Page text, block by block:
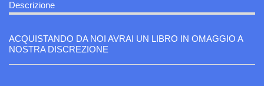
Descrizione
ACQUISTANDO DA NOI AVRAI UN LIBRO IN OMAGGIO A
NOSTRA DISCREZIONE